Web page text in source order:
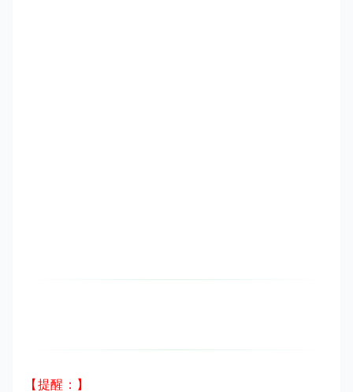
【提醒：】